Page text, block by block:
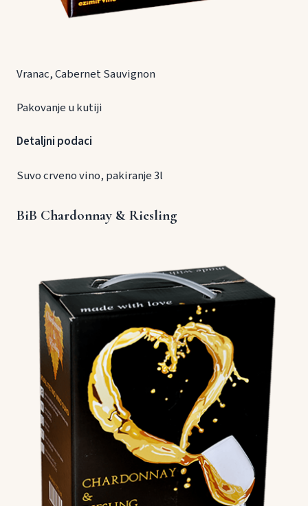
Vranac, Cabernet Sauvignon
Pakovanje u kutiji
Detaljni podaci
Suvo crveno vino, pakiranje 3l
BiB Chardonnay & Riesling